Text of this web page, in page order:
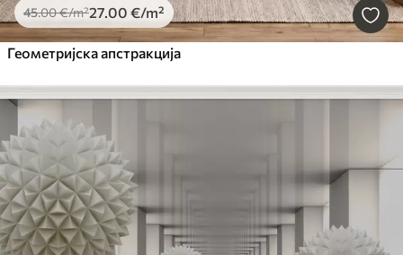
45.00€/m²27.00 €/m²
Геометријска апстракција